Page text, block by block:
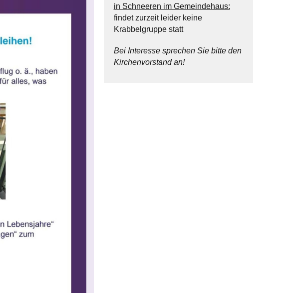
in Schneeren im Gemeindehaus:
findet zurzeit leider keine
Krabbelgruppe statt
Bei Interesse sprechen Sie bitte den
Kirchenvorstand an!